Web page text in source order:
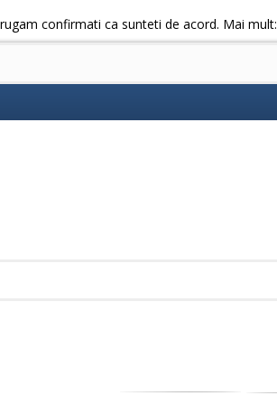
confirmati ca sunteti de acord. Mai mult: